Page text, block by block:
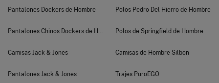
Pantalones Dockers de Hombre
Pantalones Chinos Dockers de Hombre
Camisas Jack & Jones
Pantalones Jack & Jones
Polos Pedro Del Hierro de Hombre
Polos de Springfield de Hombre
Camisas de Hombre Silbon
Trajes PuroEGO